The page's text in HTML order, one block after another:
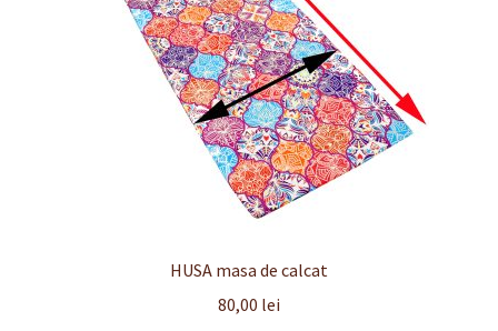
Politică de Confidențialitate cu privire la prelucrarea
datelor cu caracter personal
Politica de rambursari si returnari
HUSA masa de calcat
80,00 lei